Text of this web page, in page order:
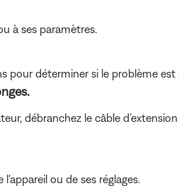
à ses paramètres.
déterminer si le problème est
débranchez le câble
ou de ses réglages.